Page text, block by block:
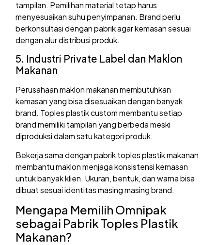
tampilan. Pemilihan material tetap harus
menyesuaikan suhu penyimpanan. Brand perlu
berkonsultasi dengan pabrik agar kemasan sesuai
dengan alur distribusi produk.
5. Industri Private Label dan Maklon
Makanan
Perusahaan maklon makanan membutuhkan
kemasan yang bisa disesuaikan dengan banyak
brand. Toples plastik custom membantu setiap
brand memiliki tampilan yang berbeda meski
diproduksi dalam satu kategori produk.
Bekerja sama dengan pabrik toples plastik makanan
membantu maklon menjaga konsistensi kemasan
untuk banyak klien. Ukuran, bentuk, dan warna bisa
dibuat sesuai identitas masing masing brand.
Mengapa Memilih Omnipak
sebagai Pabrik Toples Plastik
Makanan?